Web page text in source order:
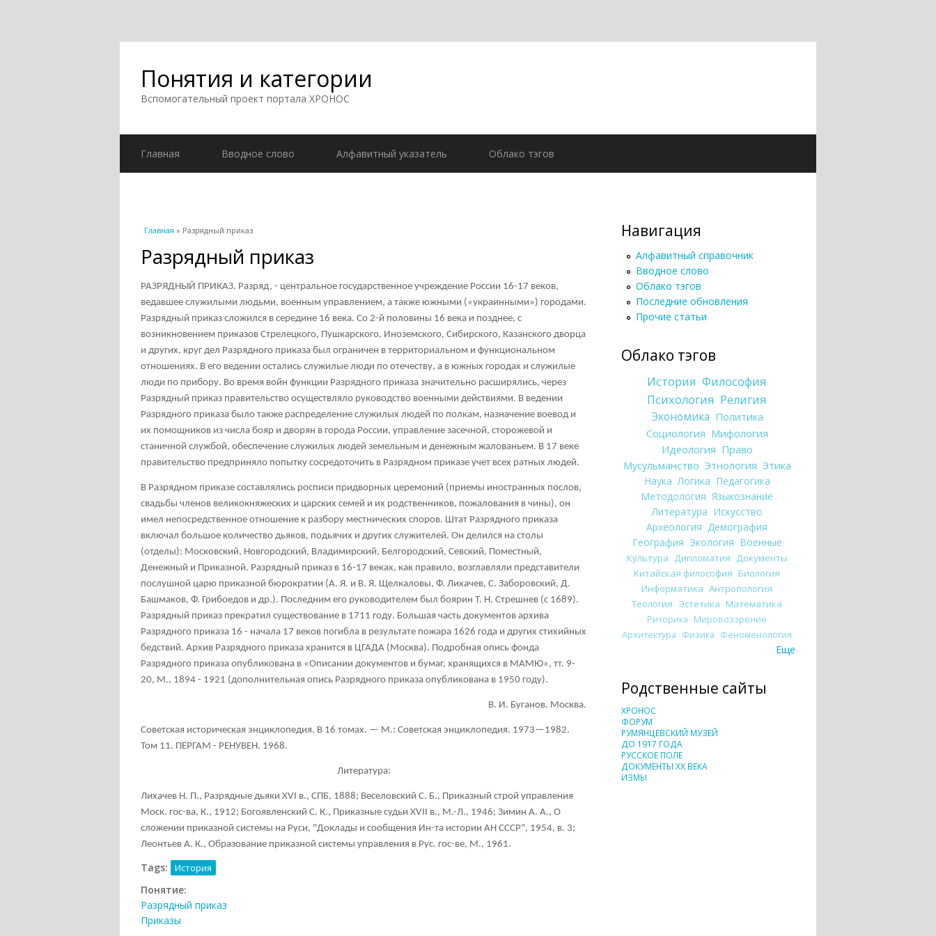
Понятия и категории
Вспомогательный проект портала ХРОНОС
Главная Вводное слово Алфавитный указатель Облако тэгов
Вы здесь
Главная » Разрядный приказ
Разрядный приказ
РАЗРЯДНЫЙ ПРИКАЗ. Разряд, - центральное государственное учреждение России 16-17 веков,
ведавшее служилыми людьми, военным управлением, а также южными («украинными») городами.
Разрядный приказ сложился в середине 16 века. Со 2-й половины 16 века и позднее, с
возникновением приказов Стрелецкого, Пушкарского, Иноземского, Сибирского, Казанского дворца
и других, круг дел Разрядного приказа был ограничен в территориальном и функциональном
отношениях. В его ведении остались служилые люди по отечеству, а в южных городах и служилые
люди по прибору. Во время войн функции Разрядного приказа значительно расширялись, через
Разрядный приказ правительство осуществляло руководство военными действиями. В ведении
Разрядного приказа было также распределение служилых людей по полкам, назначение воевод и
их помощников из числа бояр и дворян в города России, управление засечной, сторожевой и
станичной службой, обеспечение служилых людей земельным и денежным жалованьем. В 17 веке
правительство предприняло попытку сосредоточить в Разрядном приказе учет всех ратных людей.
В Разрядном приказе составлялись росписи придворных церемоний (приемы иностранных послов,
свадьбы членов великокняжеских и царских семей и их родственников, пожалования в чины), он
имел непосредственное отношение к разбору местнических споров. Штат Разрядного приказа
включал большое количество дьяков, подьячих и других служителей. Он делился на столы
(отделы): Московский, Новгородский, Владимирский, Белгородский, Севский, Поместный,
Денежный и Приказной. Разрядный приказ в 16-17 веках, как правило, возглавляли представители
послушной царю приказной бюрократии (А. Я. и В. Я. Щелкаловы, Ф. Лихачев, С. Заборовский, Д.
Башмаков, Ф. Грибоедов и др.). Последним его руководителем был боярин Т. Н. Стрешнев (с 1689).
Разрядный приказ прекратил существование в 1711 году. Большая часть документов архива
Разрядного приказа 16 - начала 17 веков погибла в результате пожара 1626 года и других стихийных
бедствий. Архив Разрядного приказа хранится в ЦГАДА (Москва). Подробная опись фонда
Разрядного приказа опубликована в «Описании документов и бумаг, хранящихся в МАМЮ», тт. 9-
20, М., 1894 - 1921 (дополнительная опись Разрядного приказа опубликована в 1950 году).
В. И. Буганов. Москва.
Советская историческая энциклопедия. В 16 томах. — М.: Советская энциклопедия. 1973—1982.
Том 11. ПЕРГАМ - РЕНУВЕН. 1968.
Литература:
Лихачев Н. П., Разрядные дьяки XVI в., СПБ, 1888; Веселовский С. Б., Приказный строй управления
Моск. гос-ва, К., 1912; Богоявленский С. К., Приказные судьи XVII в., М.-Л., 1946; Зимин A. A., О
сложении приказной системы на Руси, "Доклады и сообщения Ин-та истории АН СССР", 1954, в. 3;
Леонтьев А. К., Образование приказной системы управления в Рус. гос-ве, М., 1961.
Tags: История
Понятие:
Разрядный приказ
Приказы
Навигация
Алфавитный справочник
Вводное слово
Облако тэгов
Последние обновления
Прочие статьи
Облако тэгов
История Философия
Психология Религия
Экономика Политика
Социология Мифология
Идеология Право
Мусульманство Этнология Этика
Наука Логика Педагогика
Методология Языкознание
Литература Искусство
Археология Демография
География Экология Военные
Культура Дипломатия Документы
Китайская философия Биология
Информатика Антропология
Теология Эстетика Математика
Риторика Мировоззрение
Архитектура Физика Феноменология
Еще
Родственные сайты
ХРОНОС
ФОРУМ
РУМЯНЦЕВСКИЙ МУЗЕЙ
ДО 1917 ГОДА
РУССКОЕ ПОЛЕ
ДОКУМЕНТЫ XX ВЕКА
ИЗМЫ